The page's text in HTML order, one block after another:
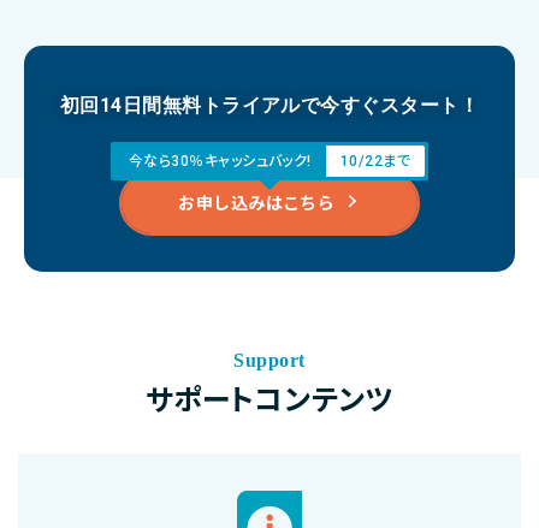
初回14日間無料トライアルで今すぐスタート！
今なら30％キャッシュバック! 10/22まで
お申し込みはこちら
Support
サポートコンテンツ